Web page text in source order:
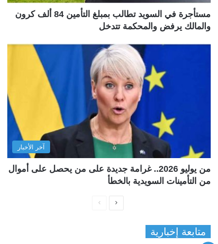
مستأجرة في السويد تطالب بمبلغ التأمين 84 ألف كرون
والمالك يرفض والمحكمة تتدخل
آخر الأخبار
من يوليو 2026.. غرامة جديدة على من يحصل على أموال
من التأمينات السويدية بالخطأ
متابعة إخبارية